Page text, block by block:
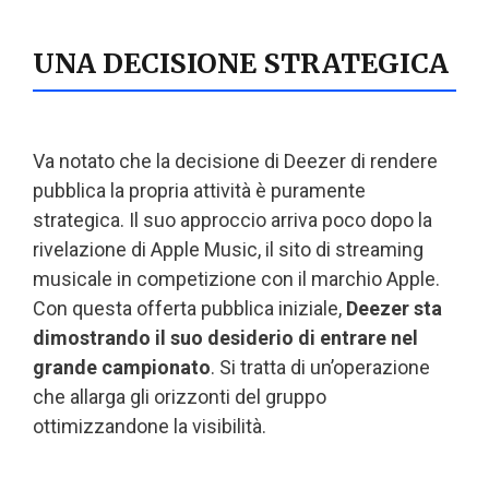
UNA DECISIONE STRATEGICA
Va notato che la decisione di Deezer di rendere
pubblica la propria attività è puramente
strategica. Il suo approccio arriva poco dopo la
rivelazione di Apple Music, il sito di streaming
musicale in competizione con il marchio Apple.
Con questa offerta pubblica iniziale, Deezer sta
dimostrando il suo desiderio di entrare nel
grande campionato. Si tratta di un’operazione
che allarga gli orizzonti del gruppo
ottimizzandone la visibilità.